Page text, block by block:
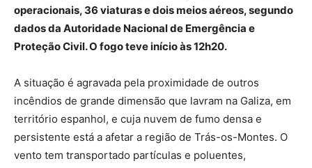
operacionais, 36 viaturas e dois meios aéreos, segundo
dados da Autoridade Nacional de Emergência e
Proteção Civil. O fogo teve início às 12h20.
A situação é agravada pela proximidade de outros
incêndios de grande dimensão que lavram na Galiza, em
território espanhol, e cuja nuvem de fumo densa e
persistente está a afetar a região de Trás-os-Montes. O
vento tem transportado partículas e poluentes,